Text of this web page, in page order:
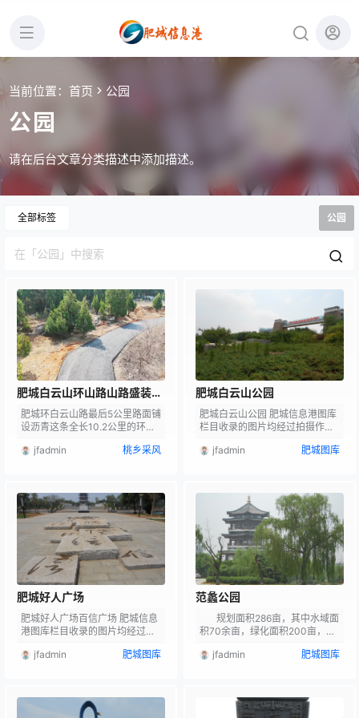
当前位置： 首页 公园
公园
请在后台文章分类描述中添加描述。
全部标签 公园
肥城白云山环山路山路盛装亮
相~
肥城环白云山路最后5公里路面铺
设沥青这条全长10.2公里的环山
升级改造完成后，沿线5个行政
安全与民生幸福在此刻交汇，环
白云山路的带动效应已悄然显
现。这条串联起群力放水洞、春
秋古镇中央桃行等8个景点的道路
将成为一条“一步一景”的旅游廊
道。预计全线通车后日均客流量
可达2000人次，为沿线桃产业发
展、乡村旅游注入…
jfadmin 桃乡采风
肥城白云山公园
肥城白云山公园 肥城信息港图库
栏目收录的图片均经过拍摄作者
内容或服务用于个人学习、研究
权法及其他相关法律的规定，不
得侵犯本网站及相关权利人的合
法权利。除此以外，将本网站任
何内容或服务用于其他用途时，
须征得本网站及相关权利人的书
面许可，并支付报酬。
jfadmin 肥城图库
肥城好人广场
肥城好人广场百信广场 肥城信息
港图库栏目收录的图片均经过拍
提供的内容或服务用于个人学
遵守著作权法及其他相关法律的
规定，不得侵犯本网站及相关权
jfadmin 肥城图库
范蠡公园
规划面积286亩，其中水域面
积70余亩，绿化面积200亩，总
状公园中面积最大的区域。
林打造城市森林景观，规划形成
4个功能区，即入口景观区、特
jfadmin 肥城图库